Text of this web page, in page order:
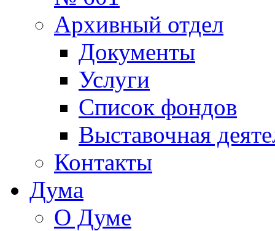
Архивный отдел
Документы
Услуги
Список фондов
Выставочная
Контакты
Дума
О Думе